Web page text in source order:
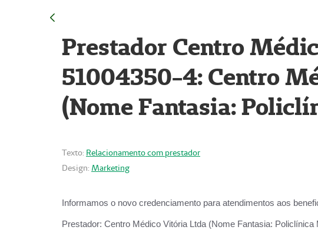
Prestador Centro
51004350-4: Centro
(Nome Fantasia:
Texto: Relacionamento com prestador
Design: Marketing
Informamos o novo credenciamento para atendimentos aos
Prestador: Centro Médico Vitória Ltda (Nome Fantasia: Policlínica